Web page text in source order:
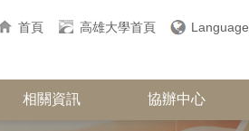
首頁 高雄大學首頁 Language
相關資訊 協辦中心